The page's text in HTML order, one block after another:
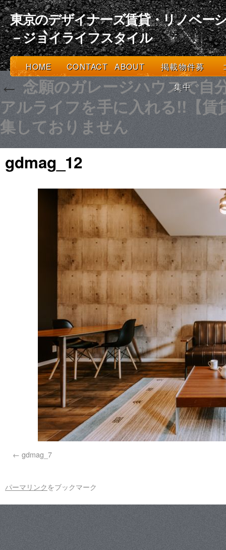
東京のデザイナーズ賃貸・リノベー
－ジョイライフスタイル
HOME CONTACT ABOUT
掲載物件募
集中
←念願のガレージハウスで自
アルライフを手に入れる!!【
集しておりません
gdmag_12
gdmag_7
パーマリンクをブックマーク